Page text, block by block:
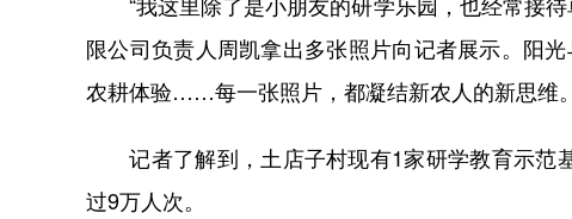
“我这里除了是小朋友的研学乐园，也经常接待
限公司负责人周凯拿出多张照片向记者展示。阳
农耕体验……每一张照片，都凝结新农人的新思维。
记者了解到，土店子村现有1家研学教育示范
过9万人次。